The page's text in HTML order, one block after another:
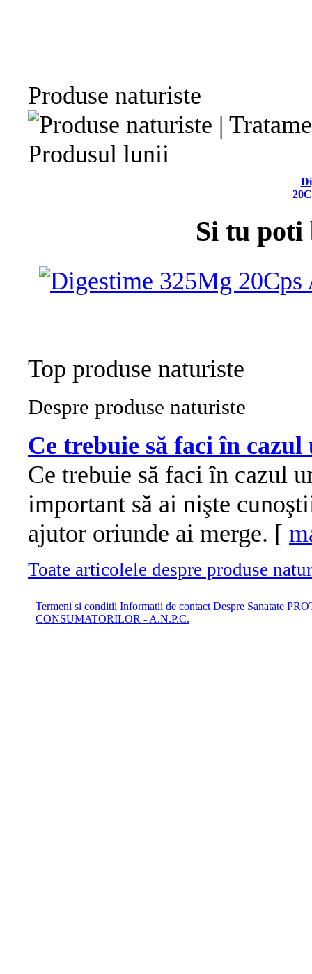
Produse naturiste
Produsul lunii
Si tu poti
Top produse naturiste
Despre produse naturiste
Ce trebuie să faci în
Ce trebuie să faci în cazul
important să ai nişte
ajutor oriunde ai merge. [
Toate articolele despre produse
Termeni si conditii Informatii de contact Despre Sanatate
CONSUMATORILOR - A.N.P.C.